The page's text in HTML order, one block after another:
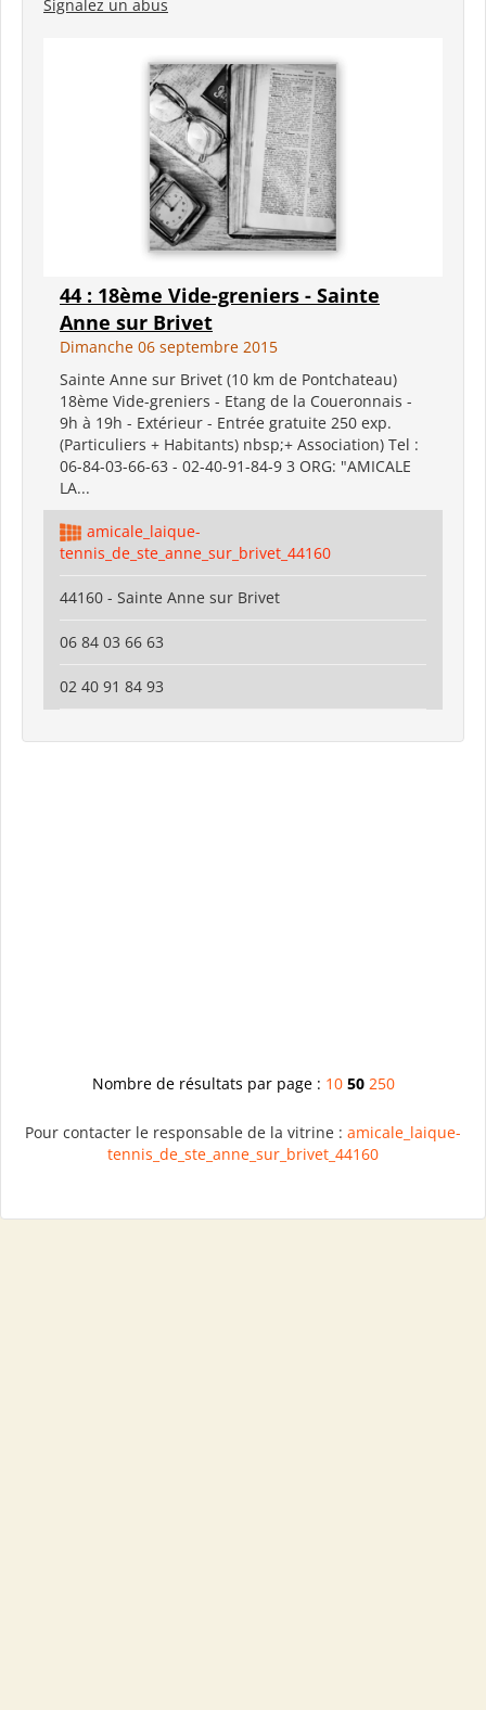
Signalez un abus
44 : 18ème Vide-greniers - Sainte
Anne sur Brivet
Dimanche 06 septembre 2015
Sainte Anne sur Brivet (10 km de Pontchateau)
18ème Vide-greniers - Etang de la Coueronnais -
9h à 19h - Extérieur - Entrée gratuite 250 exp.
(Particuliers + Habitants) nbsp;+ Association) Tel :
06-84-03-66-63 - 02-40-91-84-9 3 ORG: "AMICALE
LA...
amicale_laique-
tennis_de_ste_anne_sur_brivet_44160
44160 - Sainte Anne sur Brivet
06 84 03 66 63
02 40 91 84 93
Nombre de résultats par page : 10 50 250
Pour contacter le responsable de la vitrine : amicale_laique-
tennis_de_ste_anne_sur_brivet_44160